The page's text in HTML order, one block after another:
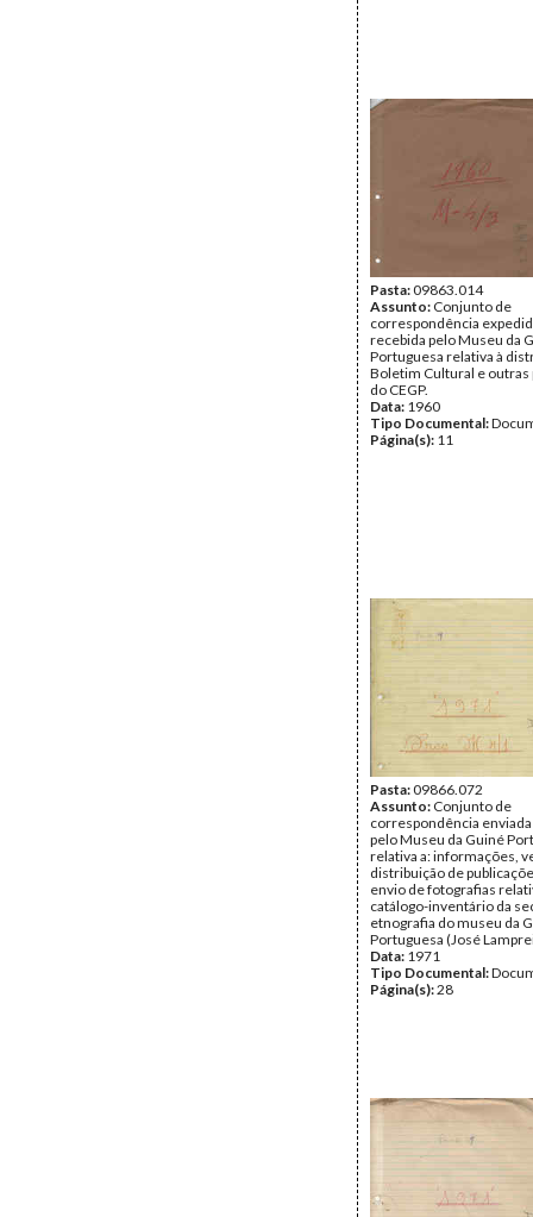
Pasta:09863.014
Assunto: Conjunto de
correspondência
recebida pelo Museu da
Portuguesa relativa à
Boletim Cultural e outras
do CEGP.
Data: 1960
Tipo Documental:
Página(s): 11
Pasta:09866.072
Assunto: Conjunto de
correspondência
pelo Museu da Guiné
relativa a: informações,
distribuição de
envio de fotografias
catálogo-inventário da
etnografia do museu da
Portuguesa (José
Data: 1971
Tipo Documental:
Página(s):28